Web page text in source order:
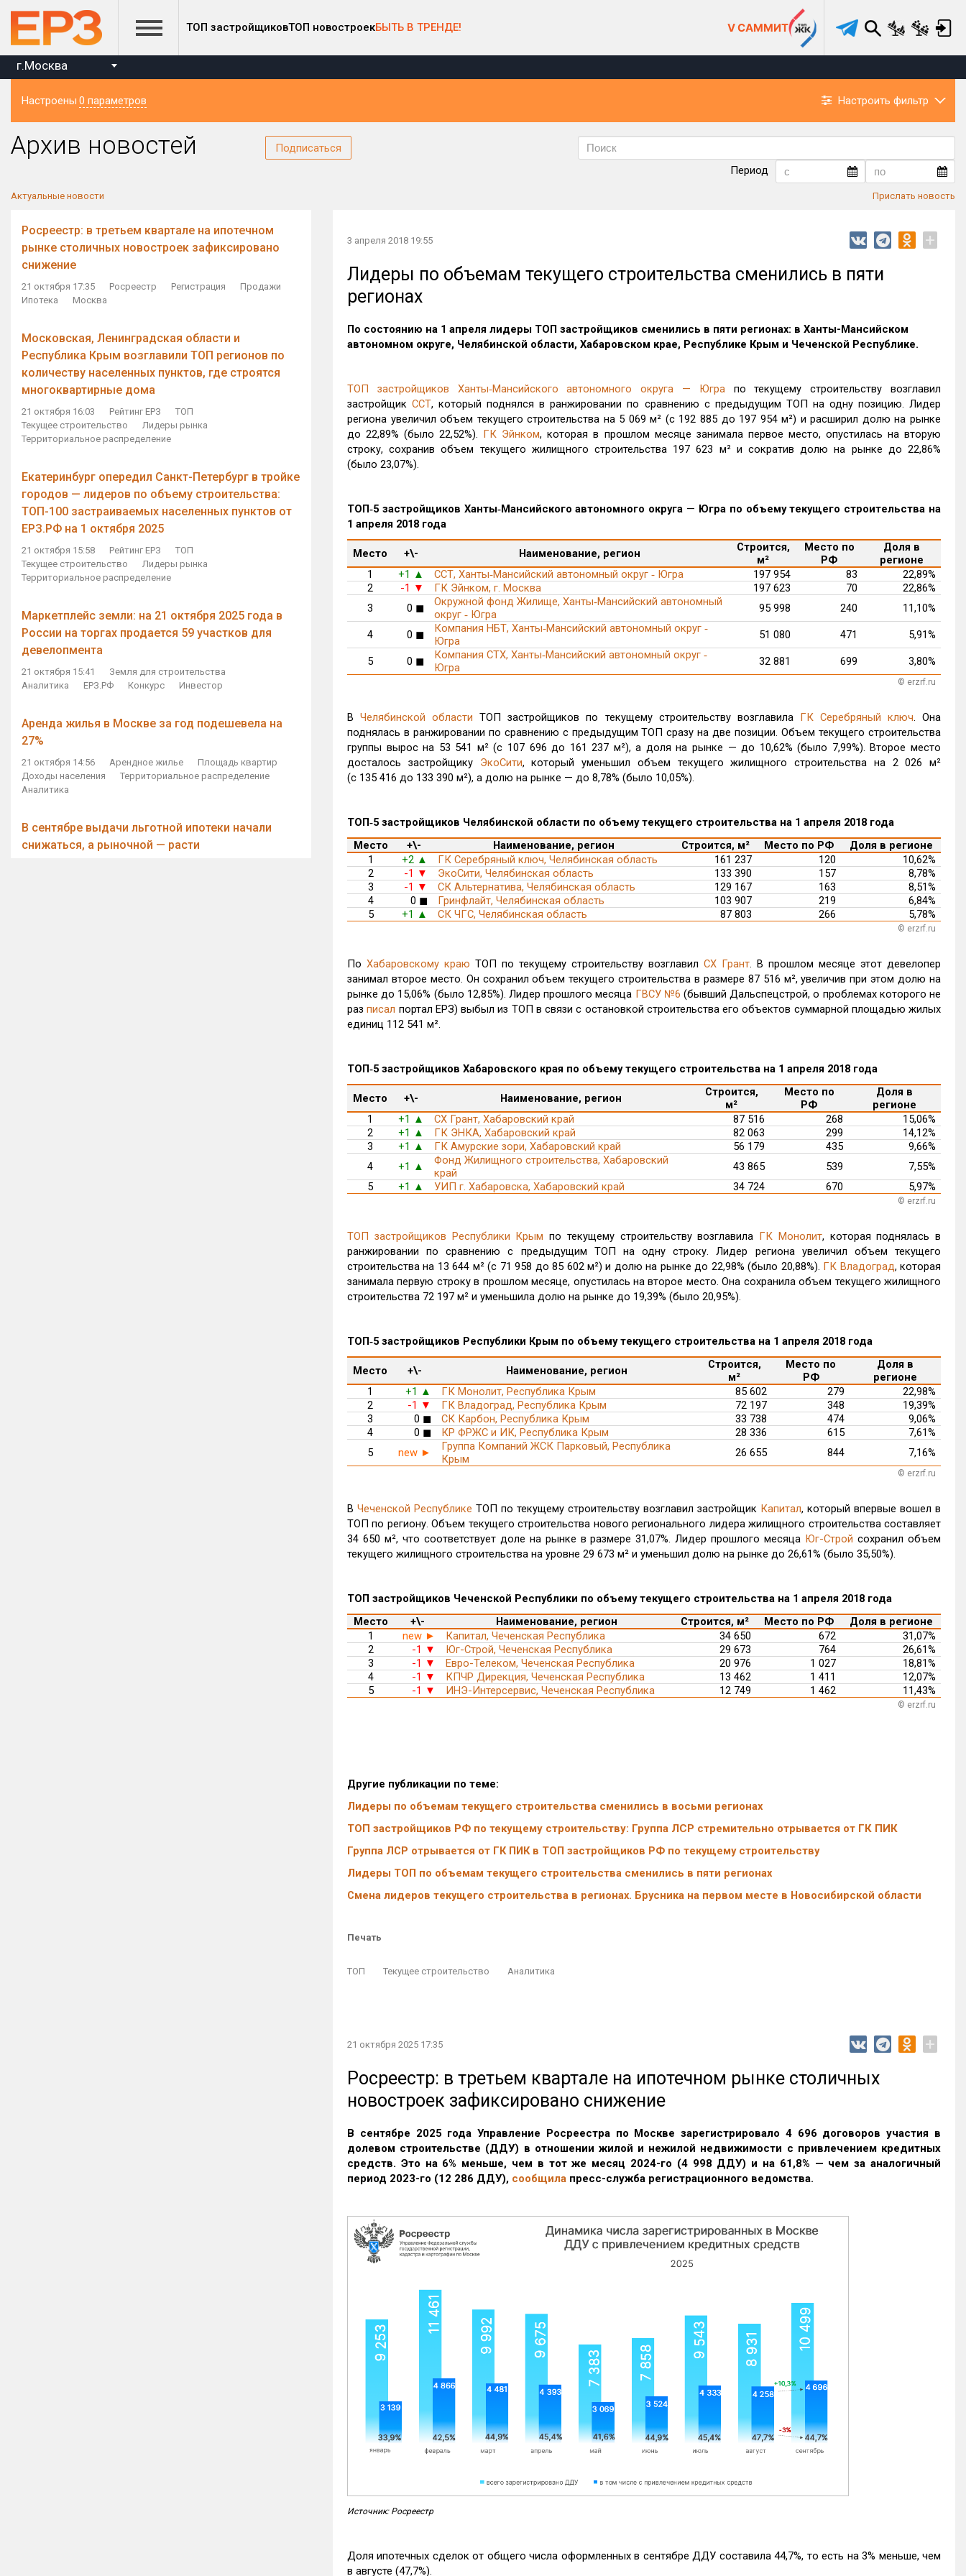
ТОП застройщиковТОП новостроекБЫТЬ В ТРЕНДЕ! V САММИТ
г.Москва
Настроены 0 параметров Настроить фильтр
Архив новостей
Подписаться
Период
Актуальные новости Прислать новость
Росреестр: в третьем квартале на ипотечном
рынке столичных новостроек зафиксировано
снижение
21 октября 17:35 Росреестр Регистрация
Продажи
Ипотека
Москва
Московская, Ленинградская области и
Республика Крым возглавили ТОП регионов по
количеству населенных пунктов, где строятся
многоквартирные дома
21 октября 16:03 Рейтинг ЕРЗ
ТОП
Текущее строительство
Лидеры рынка
Территориальное распределение
Екатеринбург опередил Санкт-Петербург в тройке
городов — лидеров по объему строительства:
ТОП-100 застраиваемых населенных пунктов от
ЕРЗ.РФ на 1 октября 2025
21 октября 15:58 Рейтинг ЕРЗ
ТОП
Текущее строительство
Лидеры рынка
Территориальное распределение
Маркетплейс земли: на 21 октября 2025 года в
России на торгах продается 59 участков для
девелопмента
21 октября 15:41
Земля для строительства
Аналитика
ЕРЗ.РФ Конкурс Инвестор
Аренда жилья в Москве за год подешевела на
27%
21 октября 14:56 Арендное жилье
Площадь квартир
Доходы населения
Территориальное распределение
Аналитика
В сентябре выдачи льготной ипотеки начали
снижаться, а рыночной — расти
3 апреля 2018 19:55 +
Лидеры по объемам текущего строительства сменились в пяти
регионах
По состоянию на 1 апреля лидеры ТОП застройщиков сменились в пяти регионах: в Ханты-Мансийском
автономном округе, Челябинской области, Хабаровском крае, Республике Крым и Чеченской Республике.
ТОП застройщиков Ханты‑Мансийского автономного округа — Юграпо текущему строительству возглавил
застройщикССТ, который поднялся в ранжировании по сравнению с предыдущим ТОП на одну позицию. Лидер
региона увеличил объем текущего строительства на 5 069 м² (с 192 885 до 197 954 м²) и расширил долю на рынке
до 22,89% (было 22,52%). ГК Эйнком, которая в прошлом месяце занимала первое место, опустилась на вторую
строку, сохранив объем текущего жилищного строительства 197 623 м² и сократив долю на рынке до 22,86%
(было 23,07%).
ТОП‑5 застройщиков Ханты‑Мансийского автономного округа — Югра по объему текущего строительства на
1 апреля 2018 года
Место +\- Наименование, регион
Строится,
м²
Место по
РФ
Доля в
регионе
1
+1 ▲ ССТ, Ханты‑Мансийский автономный округ ‑ Югра 197 954 83
22,89%
2
-1 ▼ ГК Эйнком, г. Москва 197 623 70
22,86%
3
0 ◼
Окружной фонд Жилище, Ханты‑Мансийский автономный
округ ‑ Югра
95 998 240 11,10%
4 0 ◼
Компания НБТ, Ханты‑Мансийский автономный округ ‑
Югра
51 080 471 5,91%
5 0 ◼
Компания СТХ, Ханты‑Мансийский автономный округ ‑
Югра
32 881 699 3,80%
© erzrf.ru
ВЧелябинской области ТОП застройщиков по текущему строительству возглавила ГК Серебряный ключ. Она
поднялась в ранжировании по сравнению с предыдущим ТОП сразу на две позиции. Объем текущего строительства
группы вырос на 53 541 м² (с 107 696 до 161 237 м²), а доля на рынке —до 10,62% (было 7,99%). Второе место
досталось застройщику ЭкоСити, который уменьшил объем текущего жилищного строительства на 2 026 м²
(с 135 416 до 133 390 м²), а долю на рынке — до 8,78% (было 10,05%).
ТОП‑5 застройщиков Челябинской области по объему текущего строительства на 1 апреля 2018 года
Место
+\- Наименование, регион Строится, м² Место по РФ
Доля в регионе
1
+2 ▲ ГК Серебряный ключ, Челябинская область 161 237 120
10,62%
2
-1 ▼ ЭкоСити, Челябинская область 133 390 157
8,78%
3
-1 ▼ СК Альтернатива, Челябинская область 129 167 163
8,51%
4
0 ◼ Гринфлайт, Челябинская область 103 907 219
6,84%
5
+1 ▲ СК ЧГС, Челябинская область 87 803 266 5,78%
© erzrf.ru
По Хабаровскому краю ТОП по текущему строительству возглавил СХ Грант. В прошлом месяце этот девелопер
занимал второе место. Он сохранил объем текущего строительства в размере 87 516 м², увеличив при этом долю на
рынке до 15,06% (было 12,85%). Лидер прошлого месяца ГВСУ №6 (бывший Дальспецстрой, о проблемах которого не
разписал портал ЕРЗ) выбыл из ТОП в связи с остановкой строительства его объектов суммарной площадью жилых
единиц 112 541 м².
ТОП‑5 застройщиков Хабаровского края по объему текущего строительства на 1 апреля 2018 года
Место +\- Наименование, регион
Строится,
м²
Место по
РФ
Доля в
регионе
1
+1 ▲ СХ Грант, Хабаровский край 87 516 268
15,06%
2
+1 ▲ ГК ЭНКА, Хабаровский край 82 063 299
14,12%
3
+1 ▲ ГК Амурские зори, Хабаровский край 56 179 435
9,66%
4
+1 ▲
Фонд Жилищного строительства, Хабаровский
край
43 865 539
7,55%
5
+1 ▲ УИП г. Хабаровска, Хабаровский край 34 724 670 5,97%
© erzrf.ru
ТОП застройщиков Республики Крым по текущему строительству возглавила ГК Монолит, которая поднялась в
ранжировании по сравнению с предыдущим ТОП на одну строку. Лидер региона увеличил объем текущего
строительства на 13 644 м² (с 71 958 до 85 602 м²) и долю на рынке до 22,98% (было 20,88%). ГК Владоград, которая
занимала первую строку в прошлом месяце, опустилась на второе место. Она сохранила объем текущего жилищного
строительства 72 197 м² и уменьшила долю на рынке до 19,39% (было 20,95%).
ТОП‑5 застройщиков Республики Крым по объему текущего строительства на 1 апреля 2018 года
Место +\- Наименование, регион
Строится,
м²
Место по
РФ
Доля в
регионе
1
+1 ▲ ГК Монолит, Республика Крым 85 602 279
22,98%
2
-1 ▼ ГК Владоград, Республика Крым 72 197 348
19,39%
3
0 ◼ СК Карбон, Республика Крым 33 738 474
9,06%
4
0 ◼ КР ФРЖС и ИК, Республика Крым 28 336 615
7,61%
5
new ►
Группа Компаний ЖСК Парковый, Республика
Крым
26 655 844 7,16%
© erzrf.ru
В Чеченской Республике ТОП по текущему строительству возглавил застройщик Капитал, который впервые вошел в
ТОП по региону. Объем текущего строительства нового регионального лидера жилищного строительства составляет
34 650 м², что соответствует доле на рынке в размере 31,07%. Лидер прошлого месяца Юг-Строй сохранил объем
текущего жилищного строительства на уровне 29 673 м² и уменьшил долю на рынке до 26,61% (было 35,50%).
ТОП застройщиков Чеченской Республики по объему текущего строительства на 1 апреля 2018 года
Место
+\- Наименование, регион Строится, м² Место по РФ
Доля в регионе
1
new ► Капитал, Чеченская Республика 34 650 672
31,07%
2
-1 ▼ Юг-Строй, Чеченская Республика 29 673 764
26,61%
3
-1 ▼ Евро-Телеком, Чеченская Республика 20 976 1 027
18,81%
4
-1 ▼ КПЧР Дирекция, Чеченская Республика 13 462 1 411
12,07%
5
-1 ▼ ИНЭ-Интерсервис, Чеченская Республика 12 749 1 462 11,43%
© erzrf.ru
Другие публикации по теме:
Лидеры по объемам текущего строительства сменились в восьми регионах
ТОП застройщиков РФ по текущему строительству: Группа ЛСР стремительно отрывается от ГК ПИК
Группа ЛСР отрывается от ГК ПИК в ТОП застройщиков РФ по текущему строительству
Лидеры ТОП по объемам текущего строительства сменились в пяти регионах
Смена лидеров текущего строительства в регионах. Брусника на первом месте в Новосибирской области
Печать
ТОП Текущее строительство Аналитика
21 октября 2025 17:35 +
Росреестр: в третьем квартале на ипотечном рынке столичных
новостроек зафиксировано снижение
В сентябре 2025 года Управление Росреестра по Москве зарегистрировало 4 696 договоров участия в
долевом строительстве (ДДУ) в отношении жилой и нежилой недвижимости с привлечением кредитных
средств. Это на 6% меньше, чем в тот же месяц 2024-го (4 998 ДДУ) и на 61,8% — чем за аналогичный
период 2023-го (12 286 ДДУ), сообщила пресс-служба регистрационного ведомства.
Источник: Росреестр
Доля ипотечных сделок от общего числа оформленных в сентябре ДДУ составила 44,7%, то есть на 3% меньше, чем
в августе (47,7%).